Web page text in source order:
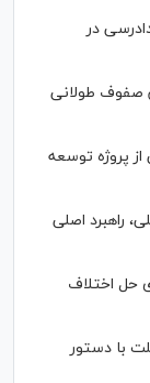
در
صفوف طولانی
پروژه توسعه
راهبرد اصلی
حل اختلاف
با دستور